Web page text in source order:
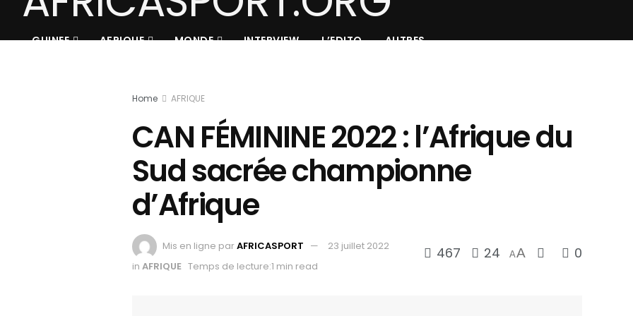
GUINEE AFRIQUE MONDE INTERVIEW L’EDITO AUTRES
Home AFRIQUE
CAN FÉMININE 2022 : l’Afrique du
Sud sacrée championne
d’Afrique
Mis en ligne parAFRICASPORT
23 juillet 2022
in AFRIQUE Temps de lecture:1 min read
467 24 AA 0